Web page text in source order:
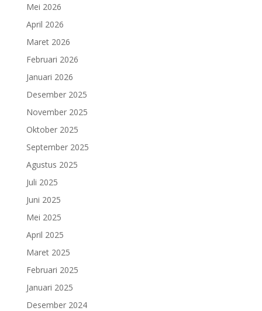
Mei 2026
April 2026
Maret 2026
Februari 2026
Januari 2026
Desember 2025
November 2025
Oktober 2025
September 2025
Agustus 2025
Juli 2025
Juni 2025
Mei 2025
April 2025
Maret 2025
Februari 2025
Januari 2025
Desember 2024